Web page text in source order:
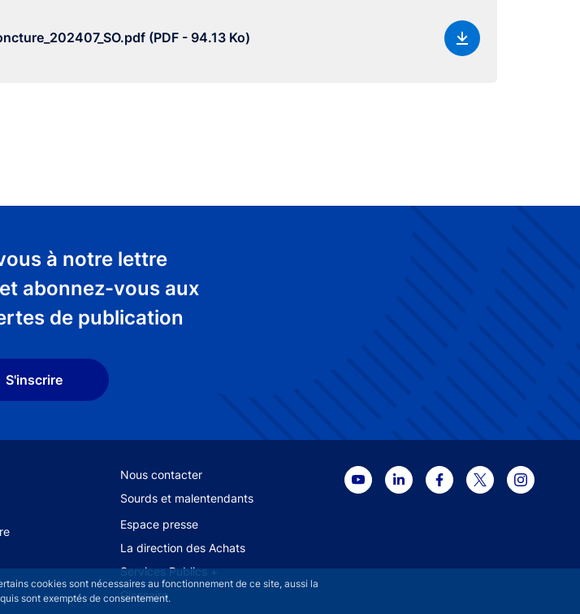
cookies sont nécessaires au fonctionnement de ce site, aussi la
sont exemptés de consentement.
(PDF - 94.13 Ko)
à notre lettre
abonnez-vous aux
de publication
S'inscrire
Footer secondary menu
Nous contacter
Sourds et malentendants
Espace presse
La direction des Achats
Services Publics +
Glossaire